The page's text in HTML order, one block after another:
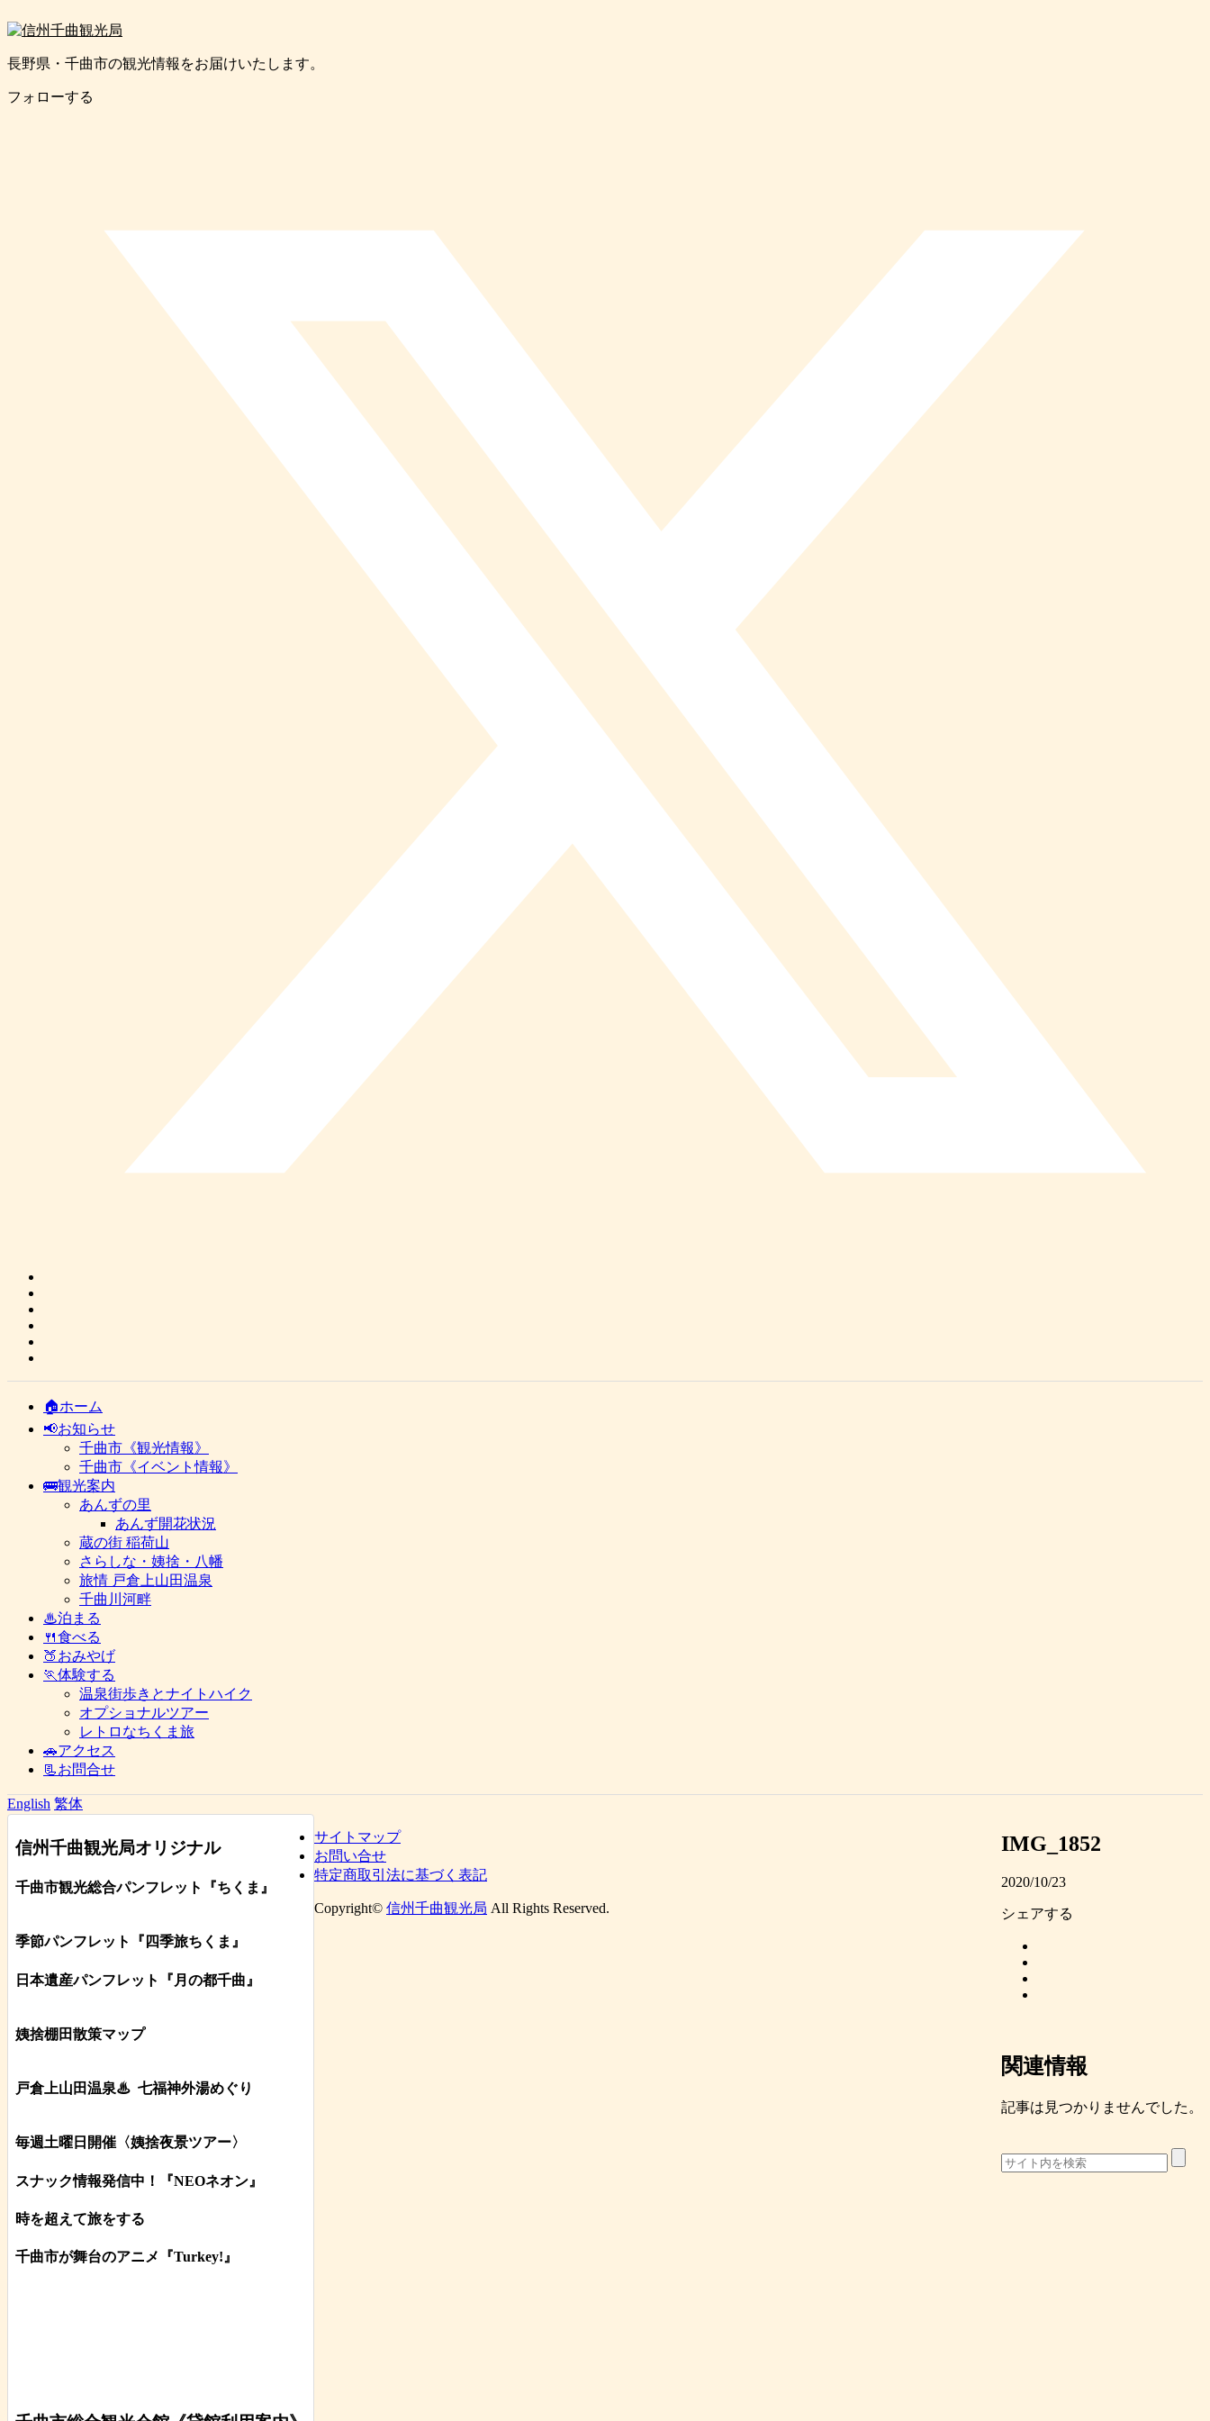
長野県・千曲市の観光情報をお届けいたします。
フォローする
🏠ホーム
📢お知らせ
千曲市《観光情報》
千曲市《イベント情報》
🚌観光案内
あんずの里
あんず開花状況
蔵の街 稲荷山
さらしな・姨捨・八幡
旅情 戸倉上山田温泉
千曲川河畔
♨泊まる
🍴食べる
🍑おみやげ
🏃体験する
温泉街歩きとナイトハイク
オプショナルツアー
レトロなちくま旅
🚗アクセス
📃お問合せ
English 繁体
IMG_1852
2020/10/23
シェアする
関連情報
記事は見つかりませんでした。
信州千曲観光局オリジナル
千曲市観光総合パンフレット 『ちくま 』
季節パンフレット『四季旅ちくま』
日本遺産パンフレット 『月の都千曲 』
姨捨棚田散策マップ
戸倉上山田温泉♨ 七福神外湯めぐり
毎週土曜日開催〈姨捨夜景ツアー〉
スナック情報発信中！『NEOネオン』
時を超えて旅をする
千曲市が舞台のアニメ『Turkey!』
サイトマップ
お問い合せ
特定商取引法に基づく表記
Copyright© 信州千曲観光局 All Rights Reserved.